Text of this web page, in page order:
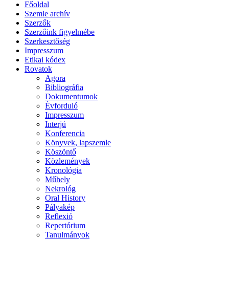
Főoldal
Szemle archív
Szerzők
Szerzőink figyelmébe
Szerkesztőség
Impresszum
Etikai kódex
Rovatok
Agora
Bibliográfia
Dokumentumok
Évforduló
Impresszum
Interjú
Konferencia
Könyvek, lapszemle
Köszöntő
Közlemények
Kronológia
Műhely
Nekrológ
Oral History
Pályakép
Reflexió
Repertórium
Tanulmányok